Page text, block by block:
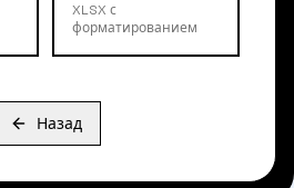
XLSX с
форматированием
Назад